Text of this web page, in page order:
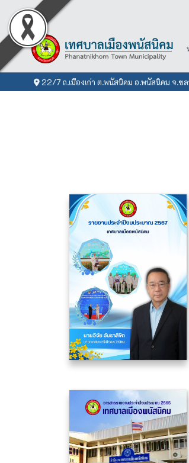
22/7 ถ.เมืองเก่า ต.พนัสนิคม อ.พนัสนิคม จ.